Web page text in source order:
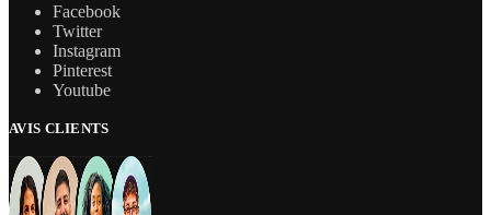
Facebook
Twitter
Instagram
Pinterest
Youtube
AVIS CLIENTS